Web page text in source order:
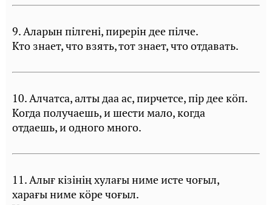
9. Аларын пiлгенi, пирерiн дее пiлче.
Кто знает, что взять, тот знает, что отдавать.
10. Алчатса, алты даа ас, пирчетсе, пiр дее кöп.
Когда получаешь, и шести мало, когда
отдаешь, и одного много.
11. Алығ кiзiнiң хулағы ниме исте чоғыл,
харағы ниме кöре чоғыл.